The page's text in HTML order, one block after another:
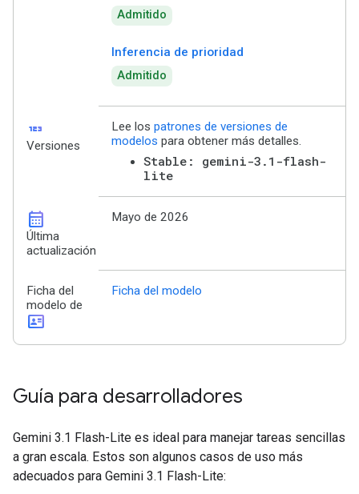
Admitido
Inferencia de prioridad
Admitido
123
Versiones
Lee los patrones de versiones de
modelos para obtener más detalles.
Stable: gemini-3.1-flash-
lite
calendar_month
Última
actualización
Mayo de 2026
Ficha del
modelo de
id_card
Ficha del modelo
Guía para desarrolladores
Gemini 3.1 Flash-Lite es ideal para manejar tareas sencillas
a gran escala. Estos son algunos casos de uso más
adecuados para Gemini 3.1 Flash-Lite: